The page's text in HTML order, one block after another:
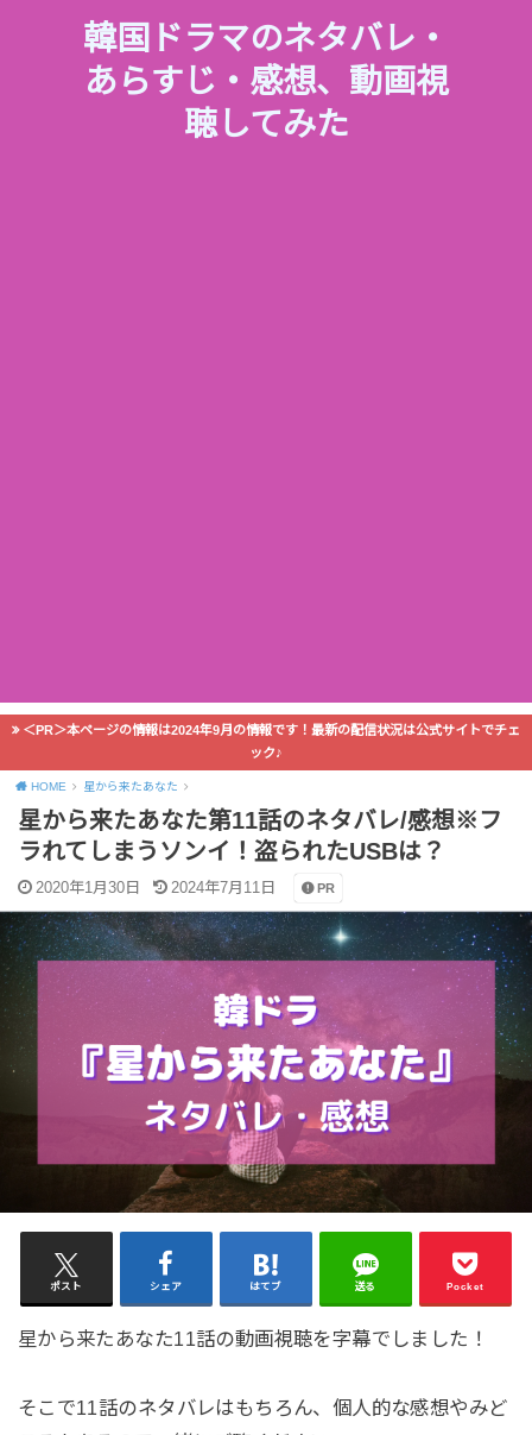
韓国ドラマのネタバレ・
あらすじ・感想、動画視
聴してみた
＜PR＞本ページの情報は2024年9月の情報です！最新の配信状況は公式サイトでチェ
ック♪
HOME 星から来たあなた
星から来たあなた第11話のネタバレ/感想※フ
ラれてしまうソンイ！盗られたUSBは？
2020年1月30日 2024年7月11日 PR
ポスト シェア はてブ 送る Pocket
星から来たあなた11話の動画視聴を字幕でしました！
そこで11話のネタバレはもちろん、個人的な感想やみど